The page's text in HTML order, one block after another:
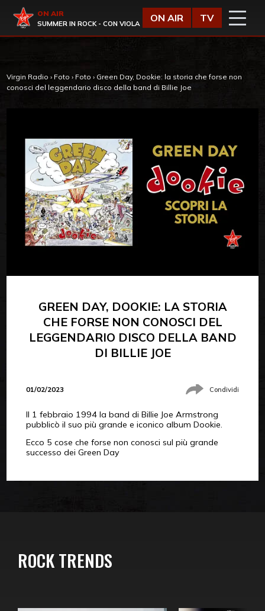
Virgin Radio
ON AIR
SUMMER IN ROCK - CON VIOLA
ON AIR TV
Virgin Radio › Foto › Foto › Green Day, Dookie: la storia che forse non
conosci del leggendario disco della band di Billie Joe
GREEN DAY, DOOKIE: LA STORIA
CHE FORSE NON CONOSCI DEL
LEGGENDARIO DISCO DELLA BAND
DI BILLIE JOE
01/02/2023 Condividi
Il 1 febbraio 1994 la band di Billie Joe Armstrong
pubblicò il suo più grande e iconico album Dookie.
Ecco 5 cose che forse non conosci sul più grande
successo dei Green Day
ROCK TRENDS